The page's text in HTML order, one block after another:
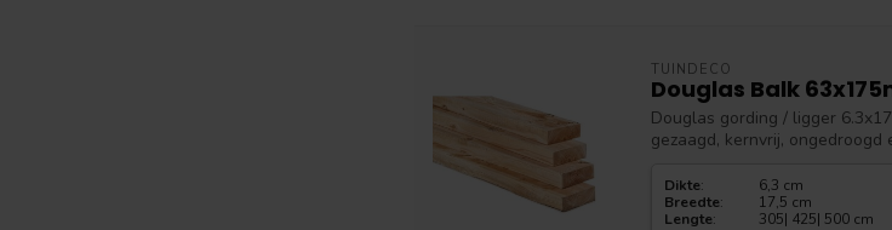
TUINDECO
Douglas Balk
Douglas gording / ligger
gezaagd, kernvrij,
Dikte:
6,3 cm
Breedte:
17,5 cm
Lengte: 305| 425| 500 cm